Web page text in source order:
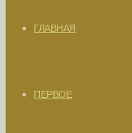
ГЛАВНАЯ
ПЕРВОЕ